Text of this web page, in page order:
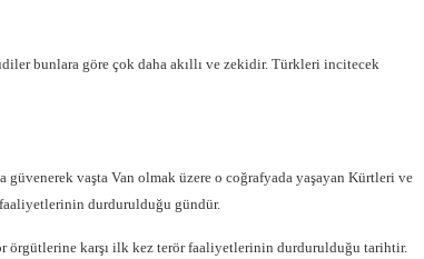
bunlara göre çok daha akıllı ve zekidir. Türkleri incitecek
vaşta Van olmak üzere o coğrafyada yaşayan Kürtleri ve
durdurulduğu gündür.
örgütlerine karşı ilk kez terör faaliyetlerinin durdurulduğu tarihtir.